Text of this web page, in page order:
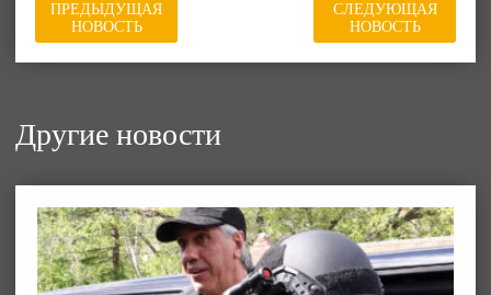
ПРЕДЫДУЩАЯ
НОВОСТЬ
СЛЕДУЮЩАЯ
НОВОСТЬ
Другие новости